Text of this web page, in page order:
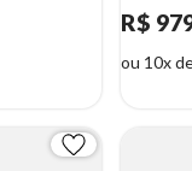
R$
ou 10x